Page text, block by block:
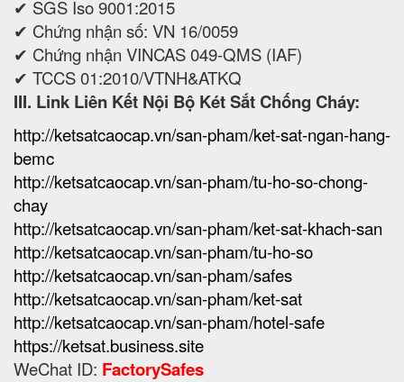
✔ SGS Iso 9001:2015
✔ Chứng nhận số: VN 16/0059
✔ Chứng nhận VINCAS 049-QMS (IAF)
✔ TCCS 01:2010/VTNH&ATKQ
III. Link Liên Kết Nội Bộ Két Sắt Chống Cháy:
http://ketsatcaocap.vn/san-pham/ket-sat-ngan-hang-
bemc
http://ketsatcaocap.vn/san-pham/tu-ho-so-chong-
chay
http://ketsatcaocap.vn/san-pham/ket-sat-khach-san
http://ketsatcaocap.vn/san-pham/tu-ho-so
http://ketsatcaocap.vn/san-pham/safes
http://ketsatcaocap.vn/san-pham/ket-sat
http://ketsatcaocap.vn/san-pham/hotel-safe
https://ketsat.business.site
WeChat ID: FactorySafes